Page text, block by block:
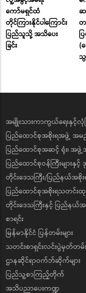
ကော်မရှင်ထံ
တိုင်ကြားနိုင်ပါကြောင်း
ပြည်သူသို့ အသိပေး
ခြင်း
ဆ
တ
(
သွ
အမျိုးသားကာကွယ်ရေးနှင့်လုံ
ပြည်ထောင်စုအစိုးရအဖွဲ့ အမ
ပြည်ထောင်စုအဆင့် ရုံး၊ အဖွဲ့အ
ပြည်ထောင်စုဝန်ကြီးများနှင့်
တိုင်းဒေသကြီး/ပြည်နယ်အစို
ပြည်ထောင်စုအစိုးရသတင်း
တိုင်းဒေသကြီးနှင့် ပြည်နယ်အစို
စာရင်း
မြန်မာနိုင်ငံ ပြန်တမ်းများ
သတင်းစာရှင်းလင်းပွဲမှတ်တမ်း
ဌာနဆိုင်ရာဝက်ဘ်ဆိုက်များ
ပြည်သူ့စာကြည့်တိုက်
အသိပညာပေးကဏ္ဍ